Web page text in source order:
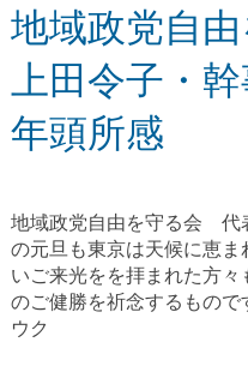
地域政党自
上田令子・
年頭所感
地域政党自由を守る会 代
の元旦も東京は天候に恵ま
いご来光をを拝まれた方
のご健勝を祈念するもので
ウク